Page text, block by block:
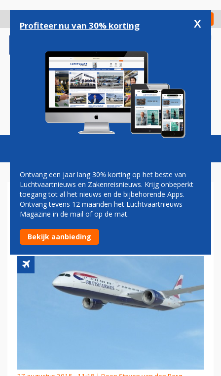
gaan
Check in
Magazine Podcasts Vacatures
BRITISH AIRWAYS: NA SAN
JOSÉ GAAN WE OOK NAAR
SAN JOSÉ
Profiteer nu van 30% korting x
Ontvang een jaar lang 30% korting op het beste van
Luchtvaartnieuws en Zakenreisnieuws. Krijg onbeperkt
toegang tot al het nieuws en de bijbehorende Apps.
Ontvang tevens 12 maanden het Luchtvaartnieuws
Magazine in de mail of op de mat.
Bekijk aanbieding